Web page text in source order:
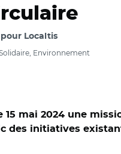
Localtis
Environnement
15 mai 2024 une
des initiatives